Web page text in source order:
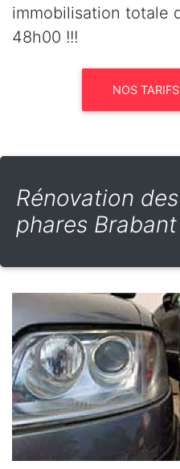
immobilisation totale
48h00 !!!
NOS
Rénovation
phares